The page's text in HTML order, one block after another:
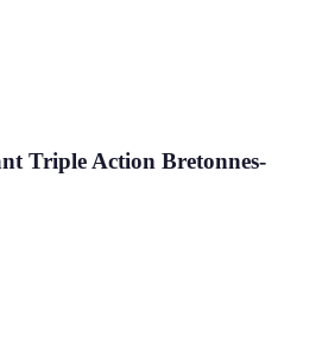
Triple Action Bretonnes-